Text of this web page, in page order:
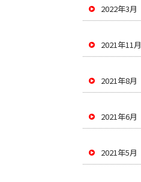
2022年3月
2021年11月
2021年8月
2021年6月
2021年5月